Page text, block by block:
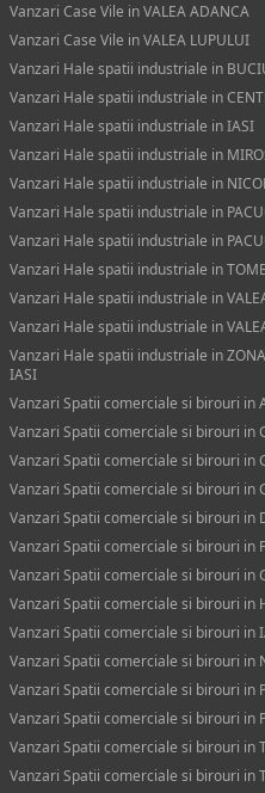
Vanzari Case Vile in VALEA ADANCA
Vanzari Case Vile in VALEA LUPULUI
Vanzari Hale spatii industriale in
Vanzari Hale spatii industriale in
Vanzari Hale spatii industriale in IASI
Vanzari Hale spatii industriale in
Vanzari Hale spatii industriale in
Vanzari Hale spatii industriale in
Vanzari Hale spatii industriale in
Vanzari Hale spatii industriale in
Vanzari Hale spatii industriale in
Vanzari Hale spatii industriale in
Vanzari Hale spatii industriale in
IASI
Vanzari Spatii comerciale si birouri in
Vanzari Spatii comerciale si birouri in
Vanzari Spatii comerciale si birouri in
Vanzari Spatii comerciale si birouri in
Vanzari Spatii comerciale si birouri in
Vanzari Spatii comerciale si birouri in
Vanzari Spatii comerciale si birouri in
Vanzari Spatii comerciale si birouri in
Vanzari Spatii comerciale si birouri in
Vanzari Spatii comerciale si birouri in
Vanzari Spatii comerciale si birouri in
Vanzari Spatii comerciale si birouri in
Vanzari Spatii comerciale si birouri in
Vanzari Spatii comerciale si birouri in